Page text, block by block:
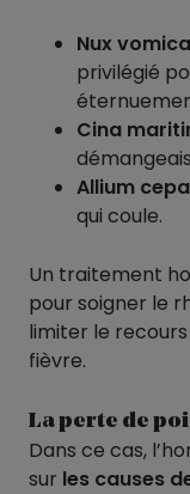
Nux
privilégié
Cina
Allium
qui coule.
Un traitement
pour soigner le
limiter le
fièvre.
La perte de
Dans ce cas,
sur les causes